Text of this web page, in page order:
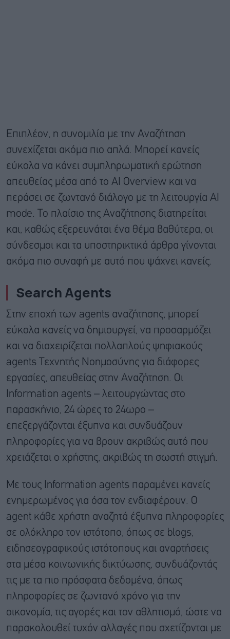
Επιπλέον, η συνομιλία με την Αναζήτηση
συνεχίζεται ακόμα πιο απλά. Μπορεί κανείς
εύκολα να κάνει συμπληρωματική ερώτηση
απευθείας μέσα από το AI Overview και να
περάσει σε ζωντανό διάλογο με τη λειτουργία ΑΙ
mode. Το πλαίσιο της Αναζήτησης διατηρείται
και, καθώς εξερευνάται ένα θέμα βαθύτερα, οι
σύνδεσμοι και τα υποστηρικτικά άρθρα γίνονται
ακόμα πιο συναφή με αυτό που ψάχνει κανείς.
Search Agents
Στην εποχή των agents αναζήτησης, μπορεί
εύκολα κανείς να δημιουργεί, να προσαρμόζει
και να διαχειρίζεται πολλαπλούς ψηφιακούς
agents Τεχνητής Νοημοσύνης για διάφορες
εργασίες, απευθείας στην Αναζήτηση. Οι
Information agents – λειτουργώντας στο
παρασκήνιο, 24 ώρες το 24ωρο –
επεξεργάζονται έξυπνα και συνδυάζουν
πληροφορίες για να βρουν ακριβώς αυτό που
χρειάζεται ο χρήστης, ακριβώς τη σωστή στιγμή.
Με τους Information agents παραμένει κανείς
ενημερωμένος για όσα τον ενδιαφέρουν. Ο
agent κάθε χρήστη αναζητά έξυπνα πληροφορίες
σε ολόκληρο τον ιστότοπο, όπως σε blogs,
ειδησεογραφικούς ιστότοπους και αναρτήσεις
στα μέσα κοινωνικής δικτύωσης, συνδυάζοντάς
τις με τα πιο πρόσφατα δεδομένα, όπως
πληροφορίες σε ζωντανό χρόνο για την
οικονομία, τις αγορές και τον αθλητισμό, ώστε να
παρακολουθεί τυχόν αλλαγές που σχετίζονται με